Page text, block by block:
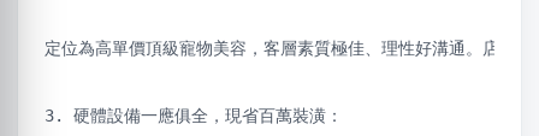
定位為高單價頂級寵物美容，客層素質極佳、理性好溝通。店內
3. 硬體設備一應俱全，現省百萬裝潢：